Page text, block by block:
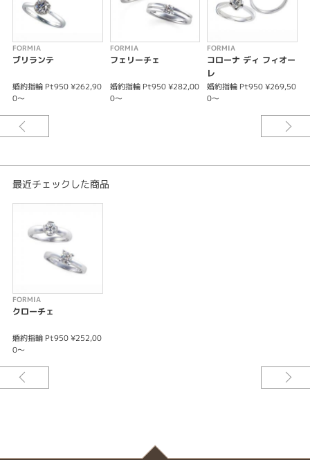
FORMIA
ブリランテ
婚約指輪 Pt950 ¥262,90
0～
FORMIA
フェリーチェ
婚約指輪 Pt950 ¥282,00
0～
FORMIA
コローナ ディ フィオー
レ
婚約指輪 Pt950 ¥269,50
0～
最近チェックした商品
FORMIA
クローチェ
婚約指輪 Pt950 ¥252,00
0～